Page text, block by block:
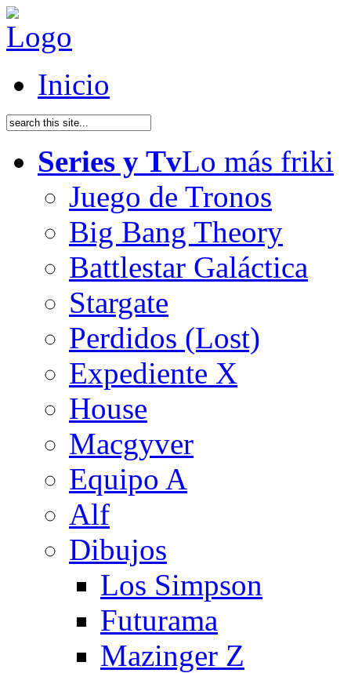
Inicio
Series y TvLo más friki
Juego de Tronos
Big Bang Theory
Battlestar Galáctica
Stargate
Perdidos (Lost)
Expediente X
House
Macgyver
Equipo A
Alf
Dibujos
Los Simpson
Futurama
Mazinger Z